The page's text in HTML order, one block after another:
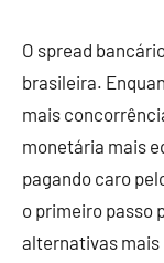
O spread
brasileira.
mais
monetária mais
pagando caro
o primeiro passo
alternativas